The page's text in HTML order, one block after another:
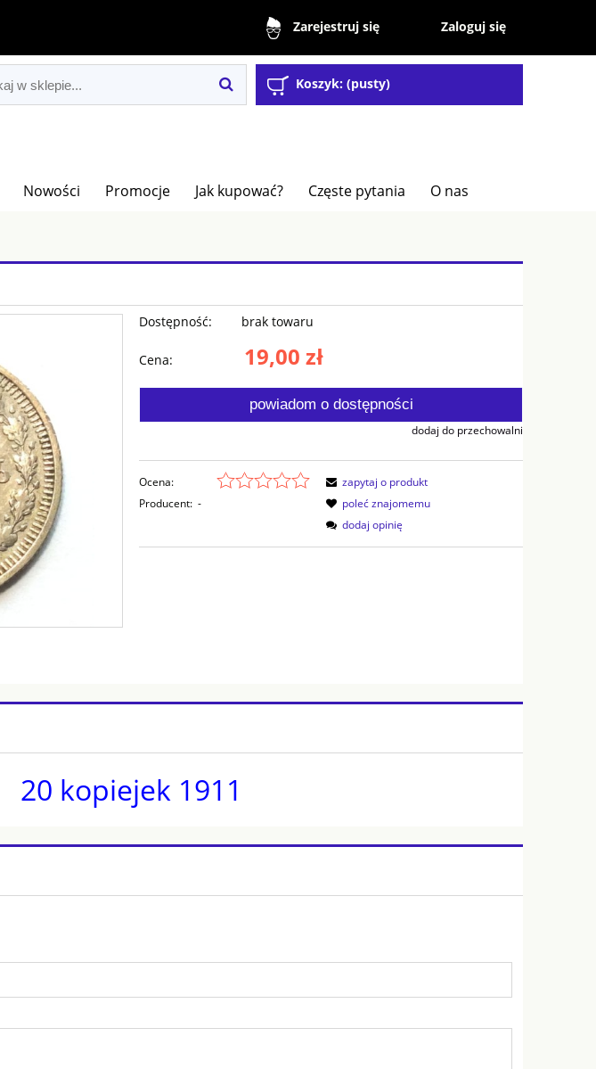
Zarejestruj się Zaloguj się
Koszyk: (pusty)
Nowości Promocje Jak kupować? Częste pytania O nas
Dostępność: brak towaru
Cena: 19,00 zł
powiadom o dostępności
dodaj do przechowalni
Ocena:
Producent: -
zapytaj o produkt
poleć znajomemu
dodaj opinię
20 kopiejek 1911